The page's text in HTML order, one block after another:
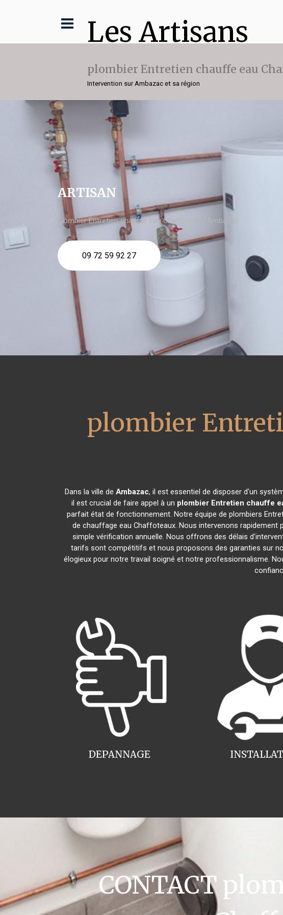
Les Artisans
plombier Entretien chauffe eau
Intervention sur Ambazac et sa région
ARTISAN
plombier Entretien chauffe eau Chaffoteaux Ambazac
09 72 59 92 27
plombier
Dans la ville de Ambazac, il est essentiel de disposer d'un
il est crucial de faire appel à un plombier Entretien chauffe
parfait état de fonctionnement. Notre équipe de plombiers
de chauffage eau Chaffoteaux. Nous intervenons
simple vérification annuelle. Nous offrons des délais
tarifs sont compétitifs et nous proposons des garanties sur
élogieux pour notre travail soigné et notre professionnalisme.
DEPANNAGE
CONTACT